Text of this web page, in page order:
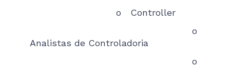
o Controller
o
Analistas de Controladoria
o